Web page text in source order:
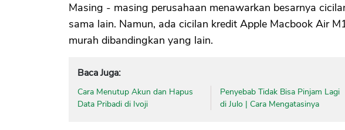
Masing - masing perusahaan menawarkan besarnya
sama lain. Namun, ada cicilan kredit Apple Macbook Air
murah dibandingkan yang lain.
Baca Juga:
Cara Menutup Akun dan Hapus
Data Pribadi di Ivoji
Penyebab Tidak Bisa Pinjam Lagi
di Julo | Cara Mengatasinya